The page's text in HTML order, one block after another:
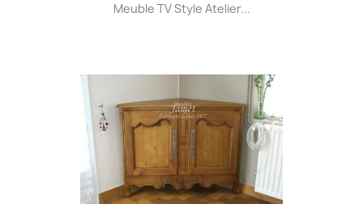
Meuble TV Style Atelier...